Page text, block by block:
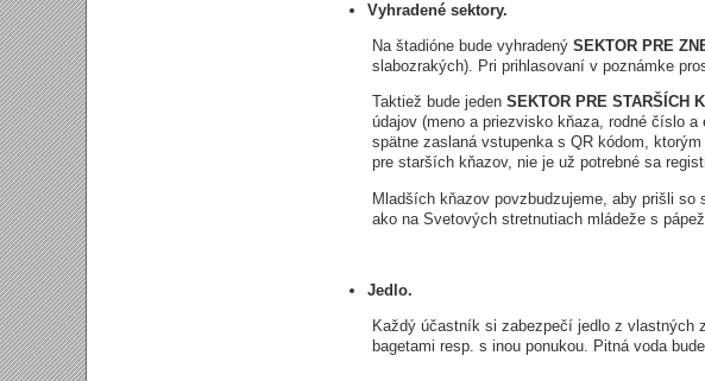
Vyhradené sektory.
Na štadióne bude vyhradený SEKTOR PRE
slabozrakých). Pri prihlasovaní v poznámke
Taktiež bude jeden SEKTOR PRE STARŠÍCH
údajov (meno a priezvisko kňaza, rodné číslo a
spätne zaslaná vstupenka s QR kódom,
pre starších kňazov, nie je už potrebné sa
Mladších kňazov povzbudzujeme, aby prišli so
ako na Svetových stretnutiach mládeže s
Jedlo.
Každý účastník si zabezpečí jedlo z vlastných
bagetami resp. s inou ponukou. Pitná voda